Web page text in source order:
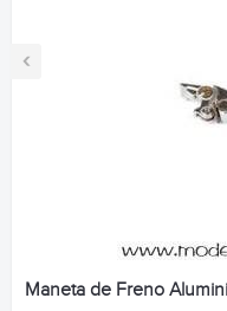
‹
Maneta de Freno